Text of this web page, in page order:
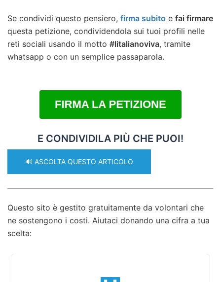
Se condividi questo pensiero, firma subito e fai firmare
questa petizione, condividendola sui tuoi profili nelle
reti sociali usando il motto #litalianoviva, tramite
whatsapp o con un semplice passaparola.
E CONDIVIDILA PIÙ CHE PUOI!
🔊 ASCOLTA QUESTO ARTICOLO
Questo sito è gestito gratuitamente da volontari che
ne sostengono i costi. Aiutaci donando una cifra a tua
scelta: